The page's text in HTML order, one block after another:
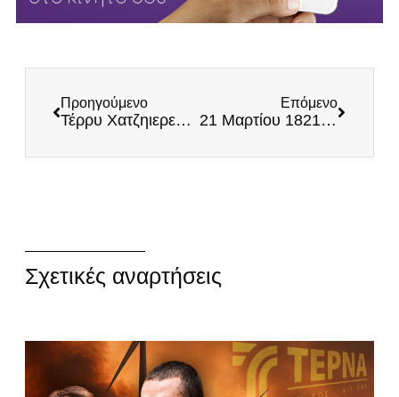
Προηγούμενο
Τέρρυ Χατζηιερεμίας: «Ο Μητσοτάκης τρέμει την είσοδο του Κασιδιάρη στη Βουλή» (Βίντεο)
Επόμενο
21 Μαρτίου 1821: Η απελευθέρωση των Καλαβρύτων
Σχετικές αναρτήσεις